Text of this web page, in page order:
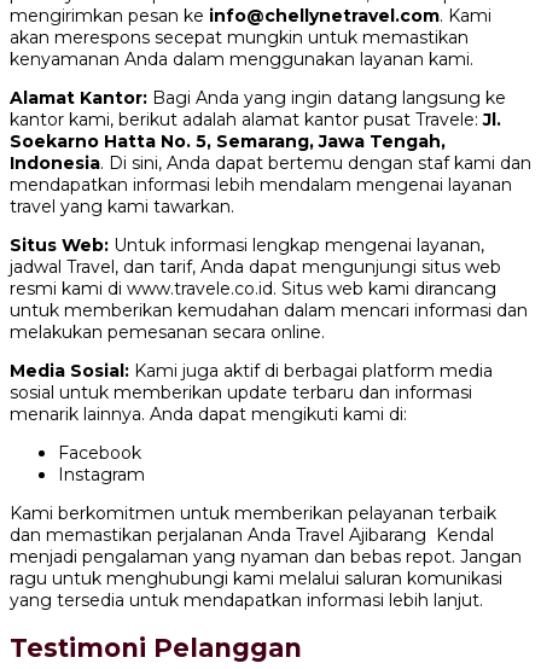
mengirimkan pesan ke info@chellynetravel.com. Kami
akan merespons secepat mungkin untuk memastikan
kenyamanan Anda dalam menggunakan layanan kami.
Alamat Kantor: Bagi Anda yang ingin datang langsung ke
kantor kami, berikut adalah alamat kantor pusat Travele:Jl.
Soekarno Hatta No. 5, Semarang, Jawa Tengah,
Indonesia. Di sini, Anda dapat bertemu dengan staf kami dan
mendapatkan informasi lebih mendalam mengenai layanan
travel yang kami tawarkan.
Situs Web: Untuk informasi lengkap mengenai layanan,
jadwal Travel, dan tarif, Anda dapat mengunjungi situs web
resmi kami di www.travele.co.id. Situs web kami dirancang
untuk memberikan kemudahan dalam mencari informasi dan
melakukan pemesanan secara online.
Media Sosial: Kami juga aktif di berbagai platform media
sosial untuk memberikan update terbaru dan informasi
menarik lainnya. Anda dapat mengikuti kami di:
Facebook
Instagram
Kami berkomitmen untuk memberikan pelayanan terbaik
dan memastikan perjalanan Anda Travel Ajibarang Kendal
menjadi pengalaman yang nyaman dan bebas repot. Jangan
ragu untuk menghubungi kami melalui saluran komunikasi
yang tersedia untuk mendapatkan informasi lebih lanjut.
Testimoni Pelanggan